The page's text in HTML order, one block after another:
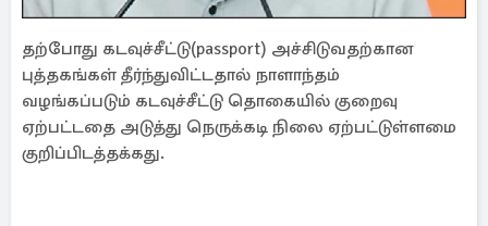
தற்போது கடவுச்சீட்டு(passport) அச்சிடுவதற்கான
புத்தகங்கள் தீர்ந்துவிட்டதால் நாளாந்தம்
வழங்கப்படும் கடவுச்சீட்டு தொகையில் குறைவு
ஏற்பட்டதை அடுத்து நெருக்கடி நிலை ஏற்பட்டுள்ளமை
குறிப்பிடத்தக்கது.